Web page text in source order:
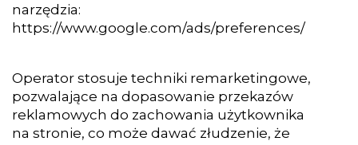
narzędzia:
https://www.google.com/ads/preferences/
Operator stosuje techniki remarketingowe,
pozwalające na dopasowanie przekazów
reklamowych do zachowania użytkownika
na stronie, co może dawać złudzenie, że